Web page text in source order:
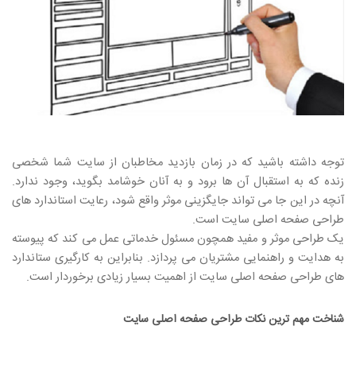
توجه داشته باشید که در زمان بازدید مخاطبان از سایت شما شخصی
زنده که به استقبال آن ها برود و به آنان خوشامد بگوید، وجود ندارد.
آنچه در این جا می تواند جایگزینی موثر واقع شود، رعایت استاندارد های
طراحی صفحه اصلی سایت است.
یک طراحی موثر و مفید همچون مسئول خدماتی عمل می کند که پیوسته
به هدایت و راهنمایی مشتریان می پردازد. بنابراین به کارگیری ستاندارد
های طراحی صفحه اصلی سایت از اهمیت بسیار زیادی برخوردار است.
شناخت مهم ترین نکات طراحی صفحه اصلی سایت